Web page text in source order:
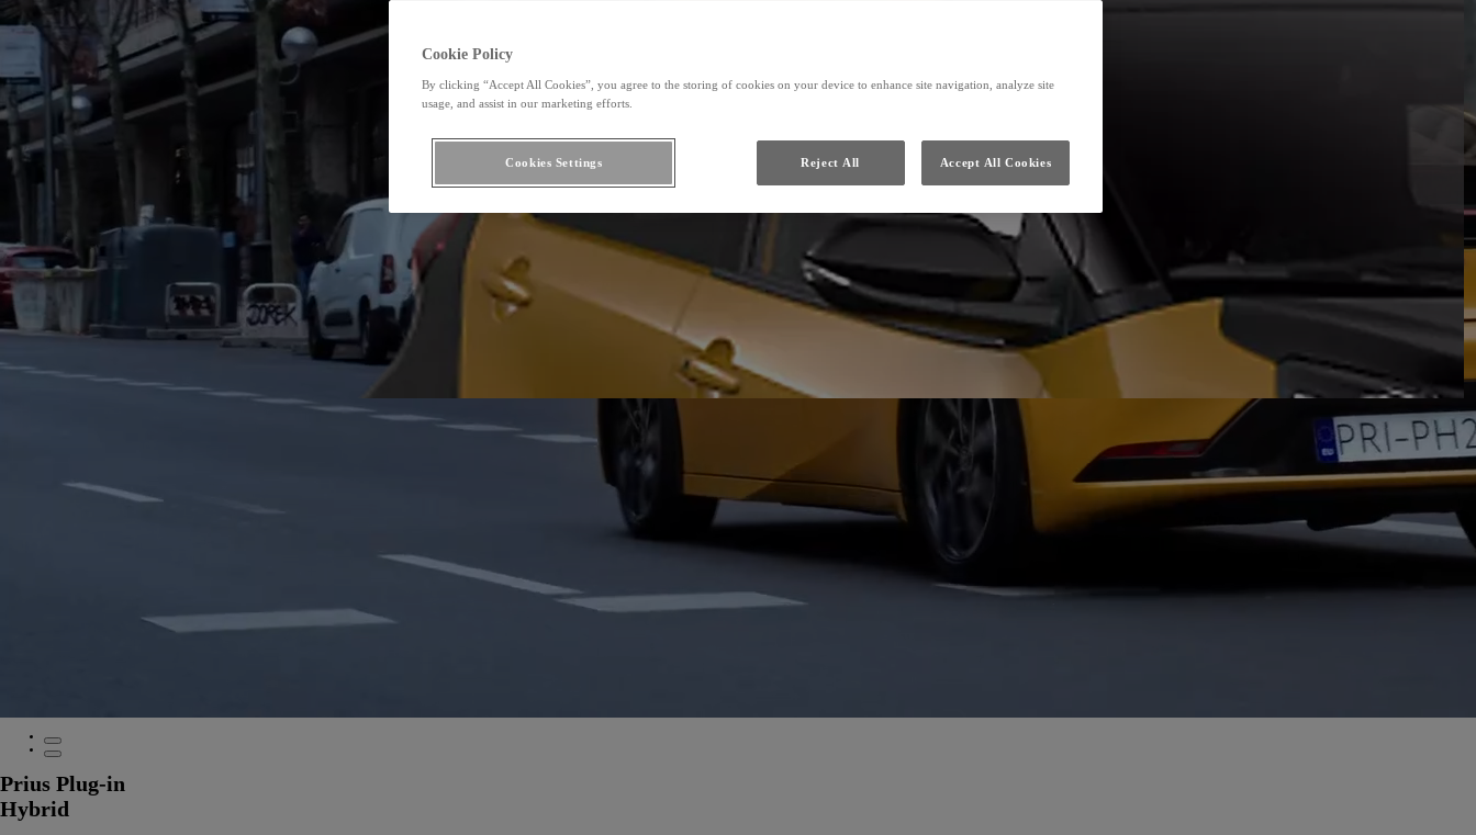
Prius Plug-in
Hybrid
Cookie Policy
By clicking “Accept All Cookies”, you agree to the storing of cookies on your device to enhance site navigation, analyze site
usage, and assist in our marketing efforts.
Reject All Accept All Cookies
Cookies Settings